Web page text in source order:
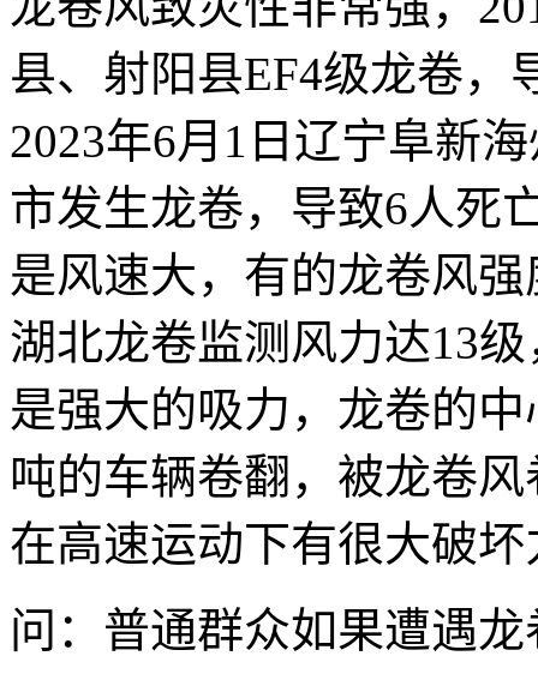
县、射阳县EF4级龙卷，
2023年6月1日辽宁阜新
市发生龙卷，导致6人死
是风速大，有的龙卷风
湖北龙卷监测风力达13
是强大的吸力，龙卷的
吨的车辆卷翻，被龙卷
在高速运动下有很大破坏
问：普通群众如果遭遇